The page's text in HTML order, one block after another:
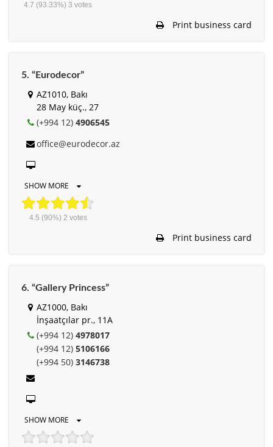
4.7 (93.33%) 3 votes
Print business card
5. “Eurodecor”
AZ1010, Bakı
28 May küç., 27
(+994 12) 4906545
office@eurodecor.az
SHOW MORE
4.5 (90%) 2 votes
Print business card
6. “Gallery Princess”
AZ1000, Bakı
İnşaatçılar pr., 11A
(+994 12) 4978017
(+994 12) 5106166
(+994 50) 3146738
SHOW MORE